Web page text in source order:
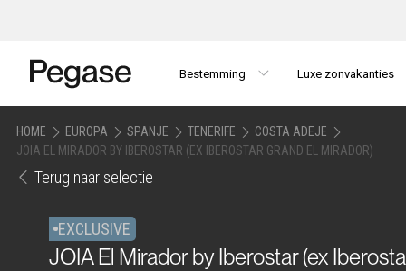
Bestemming Luxe zonvakanties
HOME EUROPA SPANJE TENERIFE
COSTA ADEJE
JOIA EL MIRADOR BY IBEROSTAR (EX IBEROSTAR GRAND EL MIRADOR)
Terug naar selectie
EXCLUSIVE
JOIA El Mirador by Iberostar (ex